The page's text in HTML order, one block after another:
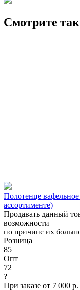
Смотрите
Полотенце
ассортименте)
Продавать данный
возможности
по причине их
Розница
85
Опт
72
?
При заказе от 7 000 р.